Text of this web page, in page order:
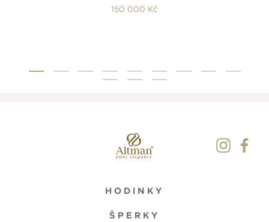
150 000 Kč
HODINKY
ŠPERKY